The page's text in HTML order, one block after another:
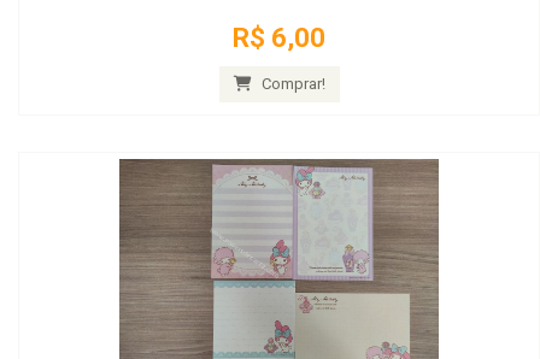
R$ 6,00
Comprar!